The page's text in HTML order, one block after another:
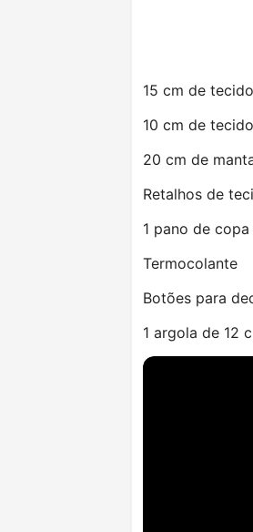
15 cm de
10 cm de
20 cm de
Retalhos de
1 pano de
Termocolante
Botões para
1 argola de 12